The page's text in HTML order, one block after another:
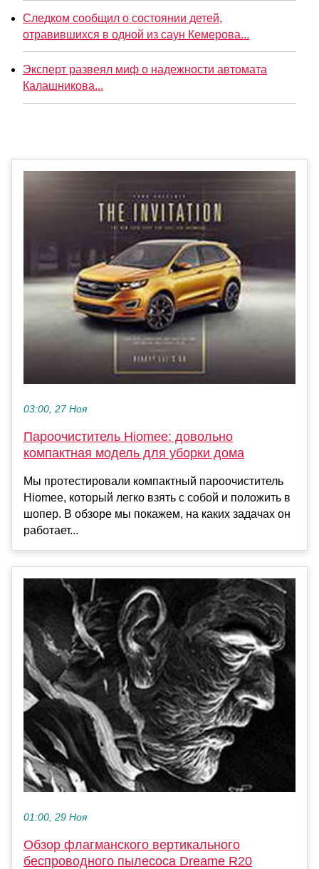
Следком сообщил о состоянии детей,
отравившихся в одной из саун Кемерова...
Эксперт развеял миф о надежности автомата
Калашникова...
03:00, 27 Ноя
Пароочиститель Hiomee: довольно
компактная модель для уборки дома
Мы протестировали компактный пароочиститель
Hiomee, который легко взять с собой и положить в
шопер. В обзоре мы покажем, на каких задачах он
работает...
01:00, 29 Ноя
Обзор флагманского вертикального
беспроводного пылесоса Dreame R20